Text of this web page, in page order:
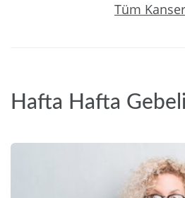
Tüm
Hafta Hafta